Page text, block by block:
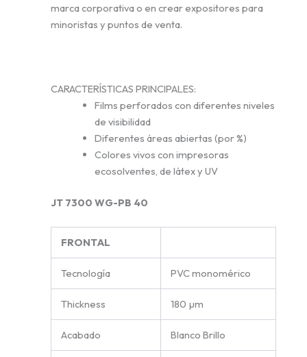
marca corporativa o en crear expositores para
minoristas y puntos de venta.
CARACTERÍSTICAS PRINCIPALES:
Films perforados con diferentes niveles
de visibilidad
Diferentes áreas abiertas (por %)
Colores vivos con impresoras
ecosolventes, de látex y UV
JT 7300 WG-PB 40
FRONTAL
Tecnología PVC monomérico
Thickness 180 µm
Acabado Blanco Brillo